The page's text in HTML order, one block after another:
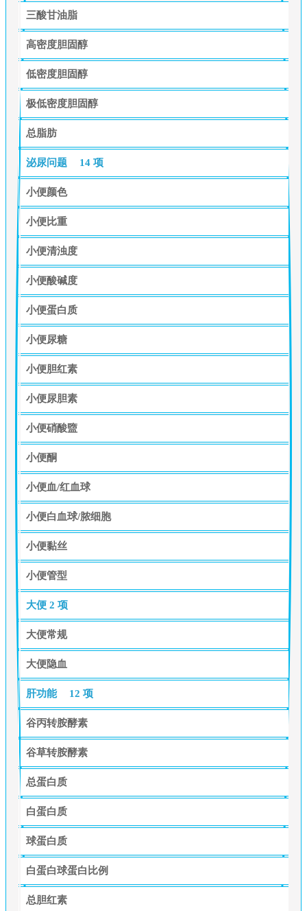
三酸甘油脂
高密度胆固醇
低密度胆固醇
极低密度胆固醇
总脂肪
泌尿问题 14 项
小便颜色
小便比重
小便清浊度
小便酸碱度
小便蛋白质
小便尿糖
小便胆红素
小便尿胆素
小便硝酸盬
小便酮
小便血/红血球
小便白血球/脓细胞
小便黏丝
小便管型
大便 2 项
大便常规
大便隐血
肝功能 12 项
谷丙转胺酵素
谷草转胺酵素
总蛋白质
白蛋白质
球蛋白质
白蛋白球蛋白比例
总胆红素